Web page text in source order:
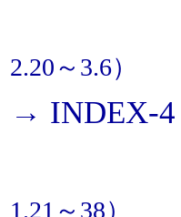
2.20～3.6）
→ INDEX-4
1.21～38）